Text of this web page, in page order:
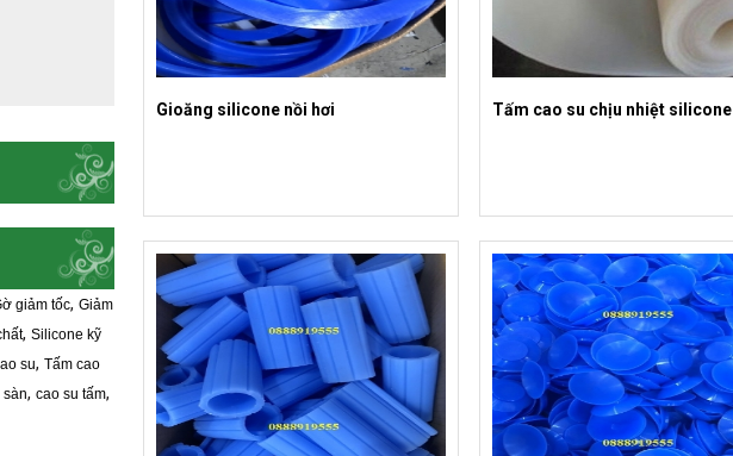
Gioăng silicone nồi hơi Tấm cao su chịu nhiệt silicone
giảm tốc, Giảm
, Silicone kỹ
su, Tấm cao
sàn, cao su tấm,